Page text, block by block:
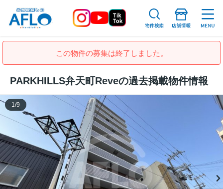
この物件の募集は終了しました。
PARKHILLS弁天町Reveの過去掲載物件情報
1 /9